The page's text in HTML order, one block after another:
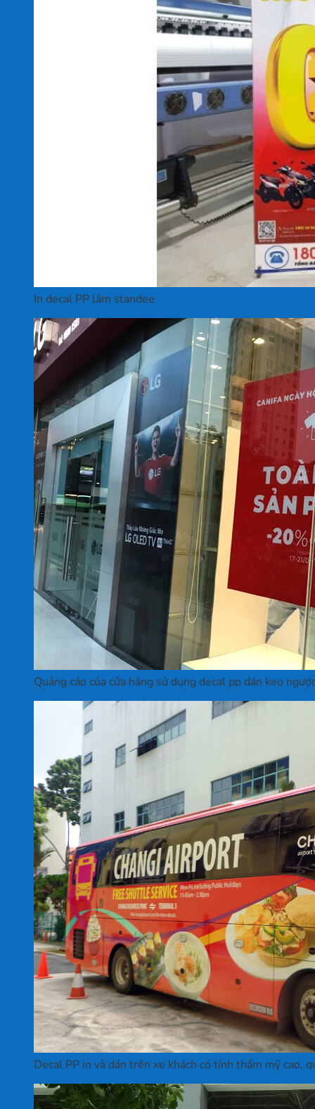
In decal PP làm standee
Quảng cáo của cửa hàng sử dụng decal pp dán keo
Decal PP in và dán trên xe khách có tính thẩm mỹ cao,